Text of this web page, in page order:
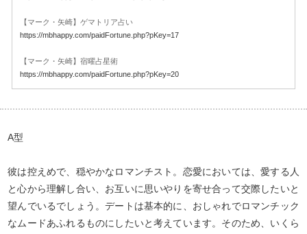
【マーク・矢崎】ゲマトリア占い
https://mbhappy.com/paidFortune.php?pKey=17
【マーク・矢崎】宿曜占星術
https://mbhappy.com/paidFortune.php?pKey=20
A型
彼は控えめで、穏やかなロマンチスト。恋愛においては、愛する人
と心から理解し合い、お互いに思いやりを寄せ合って交際したいと
望んでいるでしょう。デートは基本的に、おしゃれでロマンチック
なムードあふれるものにしたいと考えています。そのため、いくら